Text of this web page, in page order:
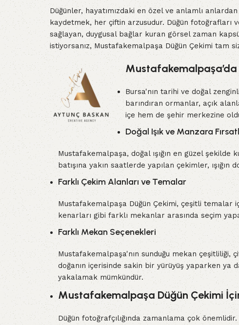
Düğünler, hayatımızdaki en özel ve anlamlı
kaydetmek, her çiftin arzusudur. Düğün fotoğrafları
sağlayan, duygusal bağlar kuran görsel zaman
istiyorsanız, Mustafakemalpaşa Düğün Çekimi tam
Mustafakemalpaşa’da
Bursa'nın tarihi ve doğal
barındıran ormanlar, açık
içe hem de şehir merkezine
Doğal Işık ve Manzara
Mustafakemalpaşa, doğal ışığın en güzel
batışına yakın saatlerde yapılan çekimler,
Farklı Çekim Alanları ve Temalar
Mustafakemalpaşa Düğün Çekimi, çeşitli temalar
kenarları gibi farklı mekanlar arasında seçim
Farklı Mekan Seçenekleri
Mustafakemalpaşa'nın sunduğu mekan çeşitliliği,
doğanın içerisinde sakin bir yürüyüş yaparken ya
yakalamak mümkündür.
Mustafakemalpaşa Düğün Çekimi
Düğün fotoğrafçılığında zamanlama çok